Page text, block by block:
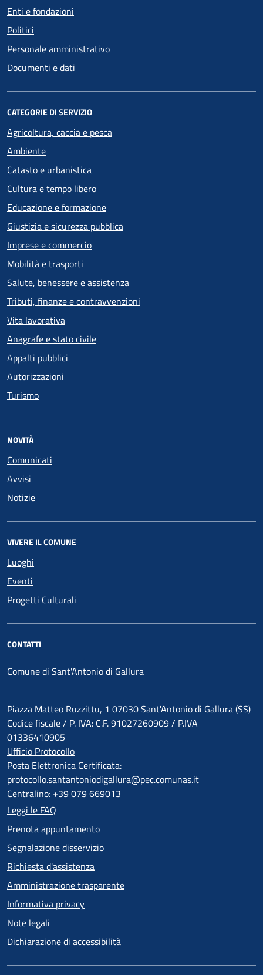
Enti e fondazioni
Politici
Personale amministrativo
Documenti e dati
CATEGORIE DI SERVIZIO
Agricoltura, caccia e pesca
Ambiente
Catasto e urbanistica
Cultura e tempo libero
Educazione e formazione
Giustizia e sicurezza pubblica
Imprese e commercio
Mobilità e trasporti
Salute, benessere e assistenza
Tributi, finanze e contravvenzioni
Vita lavorativa
Anagrafe e stato civile
Appalti pubblici
Autorizzazioni
Turismo
NOVITÀ
Comunicati
Avvisi
Notizie
VIVERE IL COMUNE
Luoghi
Eventi
Progetti Culturali
CONTATTI
Comune di Sant'Antonio di Gallura
Piazza Matteo Ruzzittu, 1 07030 Sant'Antonio di Gallura (SS)
Codice fiscale / P. IVA: C.F. 91027260909 / P.IVA
01336410905
Ufficio Protocollo
Posta Elettronica Certificata:
protocollo.santantoniodigallura@pec.comunas.it
Centralino: +39 079 669013
Leggi le FAQ
Prenota appuntamento
Segnalazione disservizio
Richiesta d'assistenza
Amministrazione trasparente
Informativa privacy
Note legali
Dichiarazione di accessibilità